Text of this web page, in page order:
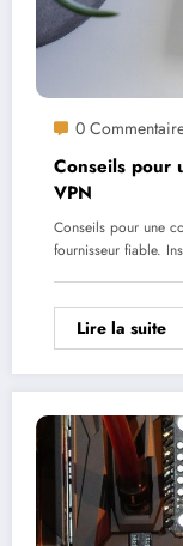
0
Conseils pour
VPN
Conseils pour une
fournisseur fiable.
Lire la suite